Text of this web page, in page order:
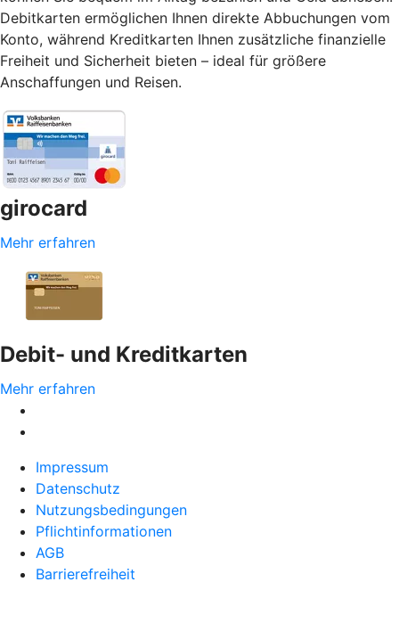
Debitkarten ermöglichen Ihnen direkte Abbuchungen vom
Konto, während Kreditkarten Ihnen zusätzliche finanzielle
Freiheit und Sicherheit bieten – ideal für größere
Anschaffungen und Reisen.
girocard
Mehr erfahren
Debit- und Kreditkarten
Mehr erfahren
Impressum
Datenschutz
Nutzungsbedingungen
Pflichtinformationen
AGB
Barrierefreiheit